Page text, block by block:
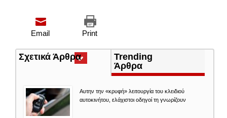
Print
Email
Σχετικά Άρθρα(ενεργή
καρτέλα)
Trending
Άρθρα
Αυτην την «κρυφή» λειτουργία του κλειδιού
αυτοκινήτου, ελάχιστοι οδηγοί τη γνωρίζουν